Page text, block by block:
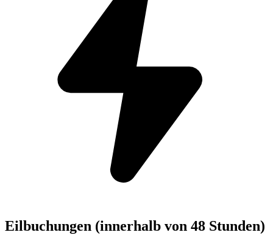
Eilbuchungen (innerhalb von 48 Stunden)